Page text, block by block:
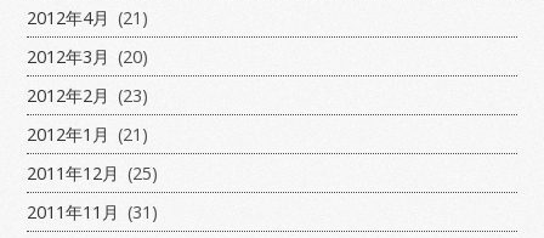
2012年4月 (21)
2012年3月 (20)
2012年2月 (23)
2012年1月 (21)
2011年12月 (25)
2011年11月 (31)